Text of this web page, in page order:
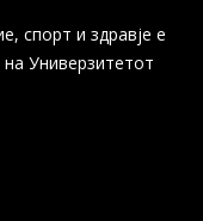
спорт и здравје е
Универзитетот